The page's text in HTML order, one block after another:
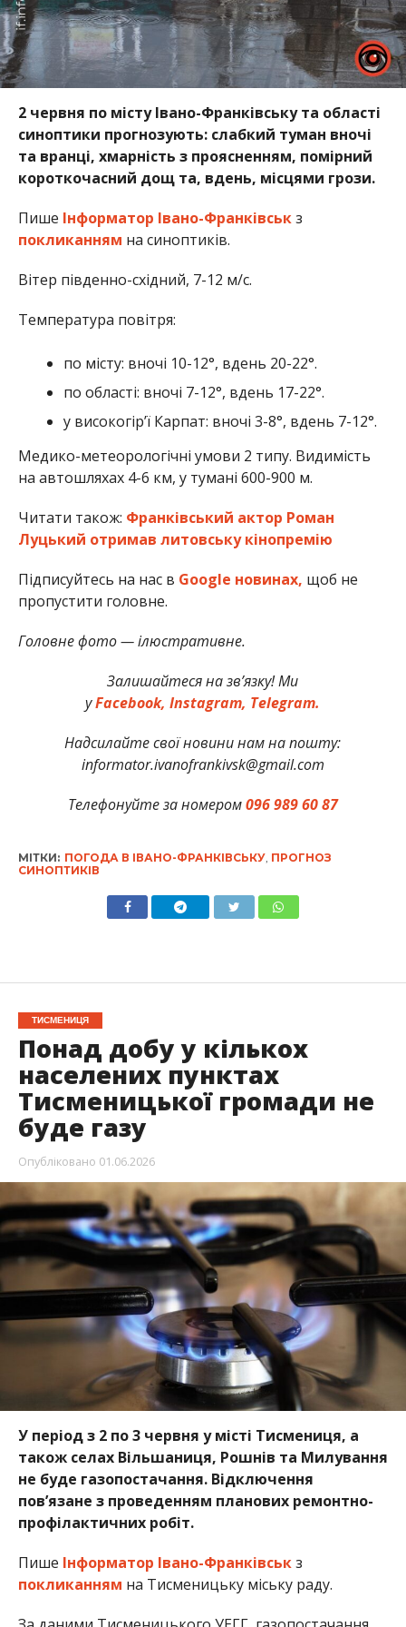
2 червня по місту Івано-Франківську та області
синоптики прогнозують: слабкий туман вночі
та вранці, хмарність з проясненням, помірний
короткочасний дощ та, вдень, місцями грози.
Пише Інформатор Івано-Франківськз
покликанням на синоптиків.
Вітер південно-східний, 7-12 м/с.
Температура повітря:
по місту: вночі 10-12°, вдень 20-22°.
по області: вночі 7-12°, вдень 17-22°.
у високогір’ї Карпат: вночі 3-8°, вдень 7-12°.
Медико-метеорологічні умови 2 типу. Видимість
на автошляхах 4-6 км, у тумані 600-900 м.
Читати також: Франківський актор Роман
Луцький отримав литовську кінопремію
Підписуйтесь на нас в Google новинах, щоб не
пропустити головне.
Головне фото — ілюстративне.
Залишайтеся на зв’язку! Ми
уFacebook, Instagram, Telegram.
Надсилайте свої новини нам на пошту:
informator.ivanofrankivsk@gmail.com
Телефонуйте за номером096 989 60 87
МІТКИ: ПОГОДА В ІВАНО-ФРАНКІВСЬКУ, ПРОГНОЗ
СИНОПТИКІВ
ТИСМЕНИЦЯ
Понад добу у кількох
населених пунктах
Тисменицької громади не
буде газу
Опубліковано 01.06.2026
У період з 2 по 3 червня у місті Тисмениця, а
також селах Вільшаниця, Рошнів та Милування
не буде газопостачання. Відключення
пов’язане з проведенням планових ремонтно-
профілактичних робіт.
Пише Інформатор Івано-Франківськз
покликанням на Тисменицьку міську раду.